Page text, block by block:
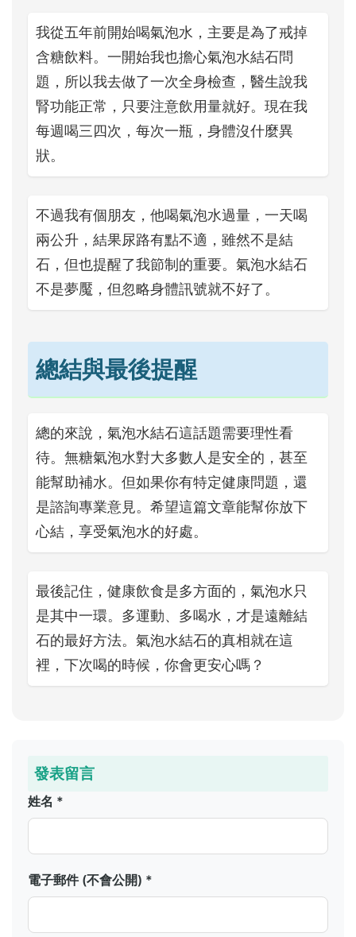
我從五年前開始喝氣泡水，主要是為了戒掉
含糖飲料。一開始我也擔心氣泡水結石問
題，所以我去做了一次全身檢查，醫生說我
腎功能正常，只要注意飲用量就好。現在我
每週喝三四次，每次一瓶，身體沒什麼異
狀。
不過我有個朋友，他喝氣泡水過量，一天喝
兩公升，結果尿路有點不適，雖然不是結
石，但也提醒了我節制的重要。氣泡水結石
不是夢魘，但忽略身體訊號就不好了。
總結與最後提醒
總的來說，氣泡水結石這話題需要理性看
待。無糖氣泡水對大多數人是安全的，甚至
能幫助補水。但如果你有特定健康問題，還
是諮詢專業意見。希望這篇文章能幫你放下
心結，享受氣泡水的好處。
最後記住，健康飲食是多方面的，氣泡水只
是其中一環。多運動、多喝水，才是遠離結
石的最好方法。氣泡水結石的真相就在這
裡，下次喝的時候，你會更安心嗎？
發表留言
姓名 *
電子郵件 (不會公開) *